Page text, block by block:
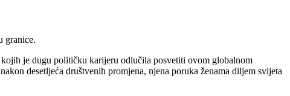
granice.
je dugu političku karijeru odlučila posvetiti ovom globalnom
desetljeća društvenih promjena, njena poruka ženama diljem svijeta